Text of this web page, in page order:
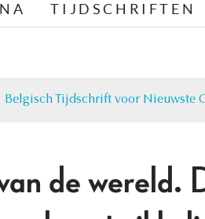
TIJDSCHRIFTEN
Belgisch Tijdschrift voor Nieuwste
de wereld.